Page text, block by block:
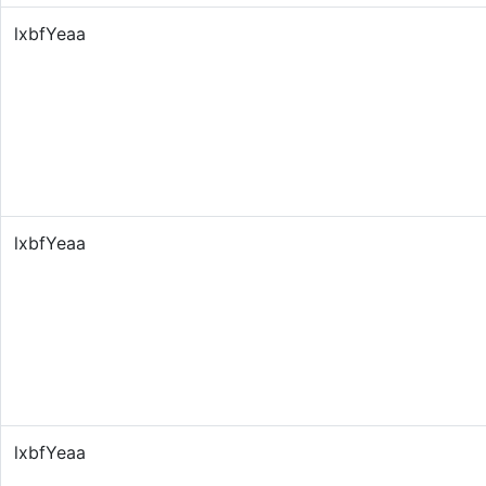
lxbfYeaa
lxbfYeaa
lxbfYeaa